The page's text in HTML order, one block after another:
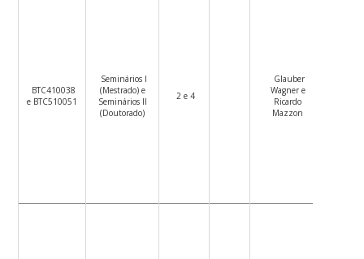
BTC410038
e BTC510051
Seminários I
(Mestrado) e
Seminários II
(Doutorado)
2 e 4
Glauber
Wagner e
Ricardo
Mazzon